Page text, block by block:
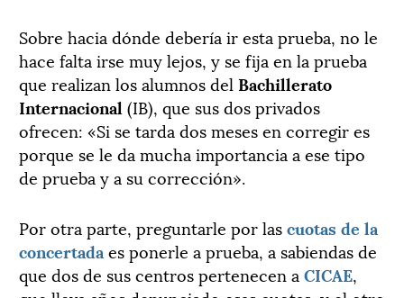
Sobre hacia dónde debería ir esta prueba, no le
hace falta irse muy lejos, y se fija en la prueba
que realizan los alumnos del Bachillerato
Internacional (IB), que sus dos privados
ofrecen: «Si se tarda dos meses en corregir es
porque se le da mucha importancia a ese tipo
de prueba y a su corrección».
Por otra parte, preguntarle por lascuotas de la
concertada es ponerle a prueba, a sabiendas de
que dos de sus centros pertenecen a CICAE,